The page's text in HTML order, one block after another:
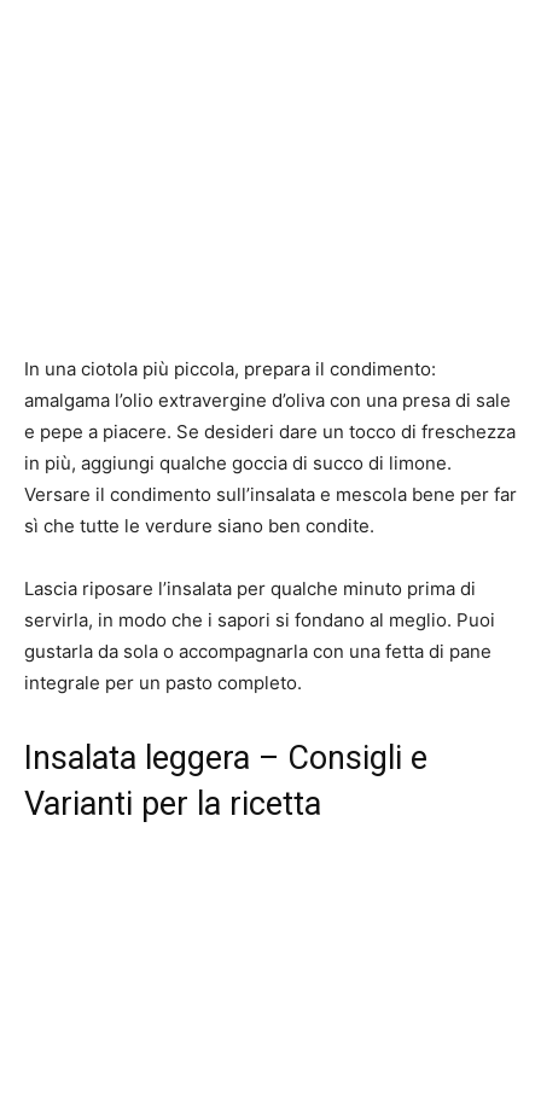
In una ciotola più piccola, prepara il condimento:
amalgama l’olio extravergine d’oliva con una presa di sale
e pepe a piacere. Se desideri dare un tocco di freschezza
in più, aggiungi qualche goccia di succo di limone.
Versare il condimento sull’insalata e mescola bene per far
sì che tutte le verdure siano ben condite.
Lascia riposare l’insalata per qualche minuto prima di
servirla, in modo che i sapori si fondano al meglio. Puoi
gustarla da sola o accompagnarla con una fetta di pane
integrale per un pasto completo.
Insalata leggera – Consigli e
Varianti per la ricetta